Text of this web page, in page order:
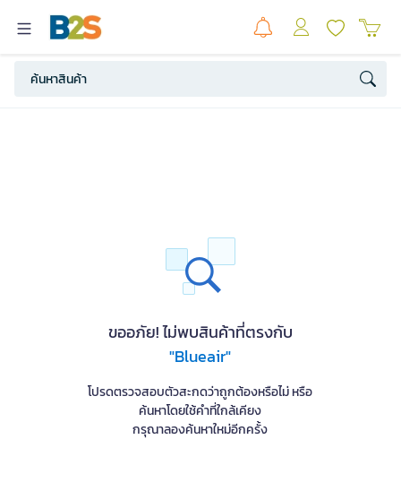
ขออภัย! ไม่พบสินค้าที่ตรงกับ
"Blueair"
โปรดตรวจสอบตัวสะกดว่าถูกต้องหรือไม่ หรือ
ค้นหาโดยใช้คำที่ใกล้เคียง
กรุณาลองค้นหาใหม่อีกครั้ง